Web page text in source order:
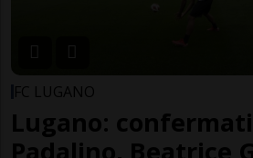
FC LUGANO
Lugano:
Padalino, Beatrice